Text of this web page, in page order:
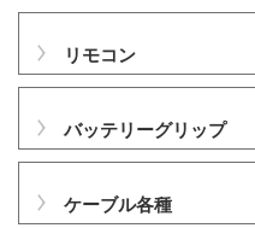
リモコン
バッテリーグリップ
ケーブル各種